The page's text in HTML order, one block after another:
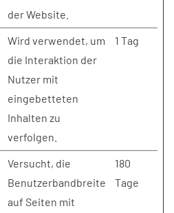
der Website.
Wird verwendet, um
die Interaktion der
Nutzer mit
eingebetteten
Inhalten zu
verfolgen.
1 Tag
Versucht, die
Benutzerbandbreite
auf Seiten mit
180
Tage